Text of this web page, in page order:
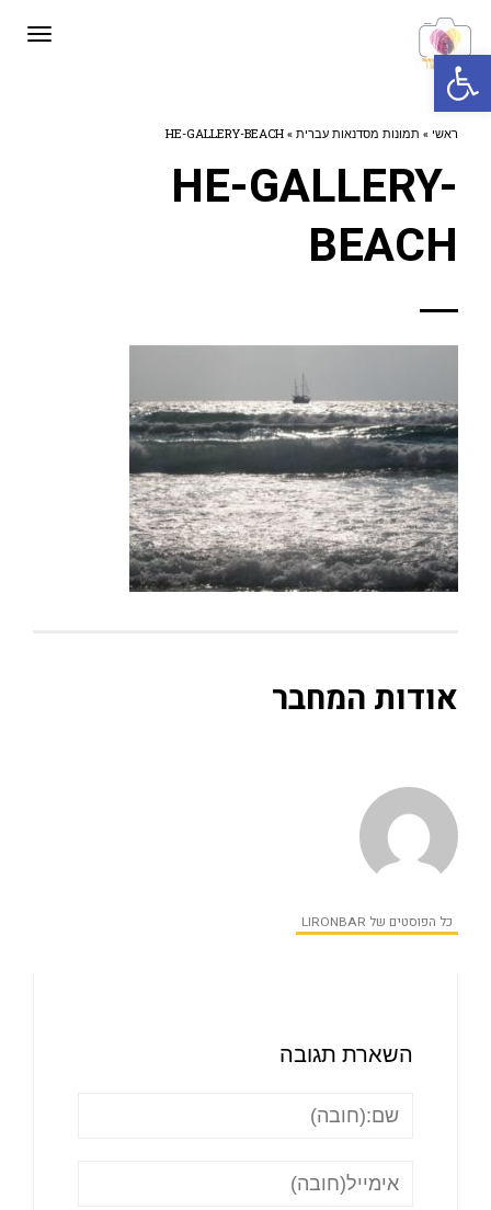
פתח סרגל נגישות
ראשי » תמונות מסדנאות עברית »
HE-GALLERY-BEACH
HE-GALLERY-
BEACH
אודות המחבר
כל הפוסטים של LIRONBAR
השארת תגובה